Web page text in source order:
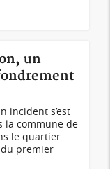
un
incident s’est
la commune de
le quartier
premier